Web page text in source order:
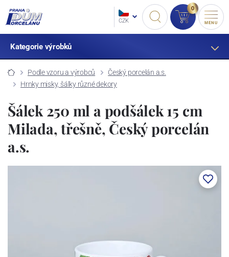
CZK
0
MENU
Kategorie výrobků
Podle vzoru a výrobců
Český porcelán a.s.
Hrnky misky, šálky různé dekory
Šálek 250 ml a podšálek 15 cm
Milada, třešně, Český porcelán
a.s.